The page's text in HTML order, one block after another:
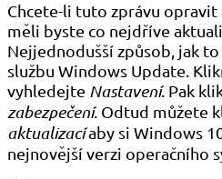
Chcete-li tuto zprávu opravit
měli byste co nejdříve
Nejjednodušší způsob, jak
službu Windows Update.
vyhledejte Nastavení. Pak
zabezpečení. Odtud můžete
aktualizacíaby si Windows
nejnovější verzi operačního